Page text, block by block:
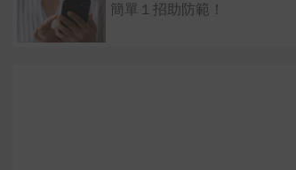
簡單１招助防範！